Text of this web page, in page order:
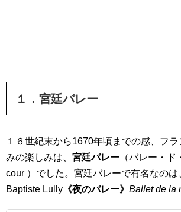
１．宮廷バレー
１６世紀末から1670年頃までの感、フ
みの楽しみは、 宮廷バレー （バレー・
cour ）でした。宮廷バレーで有名なのは
Baptiste Lully 《夜のバレー》 Ballet de la